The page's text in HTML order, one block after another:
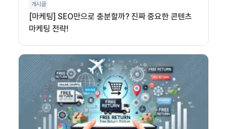
게시글
[마케팅] SEO만으로 충분할까? 진짜 중요한 콘텐츠
마케팅 전략!